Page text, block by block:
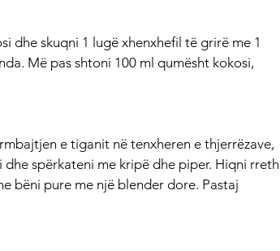
dhe skuqni 1 lugë xhenxhefil të grirë me 1
Më pas shtoni 100 ml qumësht kokosi,
e tiganit në tenxheren e thjerrëzave,
spërkateni me kripë dhe piper. Hiqni rreth
bëni pure me një blender dore. Pastaj